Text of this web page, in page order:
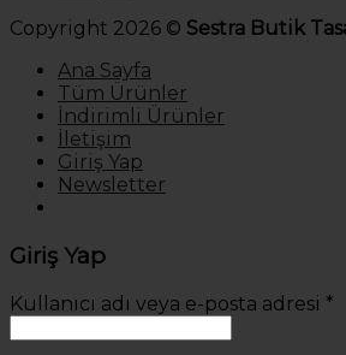
Copyright 2026 © Sestra Butik
Ana Sayfa
Tüm Ürünler
İndirimli Ürünler
İletişim
Giriş Yap
Newsletter
Giriş Yap
Kullanıcı adı veya e-posta adresi *